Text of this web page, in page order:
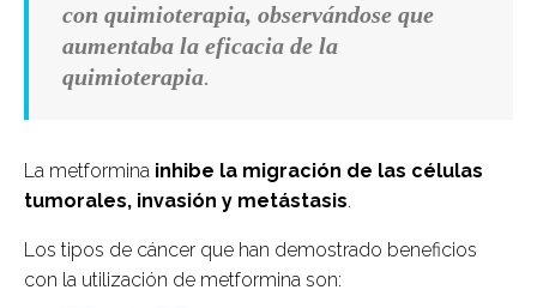
con quimioterapia, observándose que
aumentaba la eficacia de la
quimioterapia.
La metformina inhibe la migración de las células
tumorales, invasión y metástasis.
Los tipos de cáncer que han demostrado beneficios
con la utilización de metformina son: